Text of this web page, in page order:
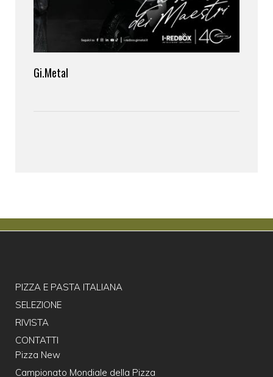
Gi.Metal
PIZZA E PASTA ITALIANA
SELEZIONE
RIVISTA
CONTATTI
Pizza New
Campionato Mondiale della Pizza